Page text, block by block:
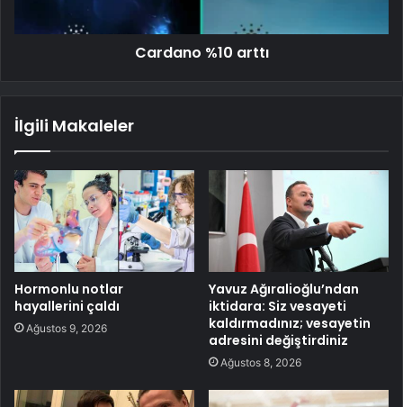
Cardano %10 arttı
İlgili Makaleler
Hormonlu notlar
hayallerini çaldı
Ağustos 9, 2026
Yavuz Ağıralioğlu’ndan
iktidara: Siz vesayeti
kaldırmadınız; vesayetin
adresini değiştirdiniz
Ağustos 8, 2026